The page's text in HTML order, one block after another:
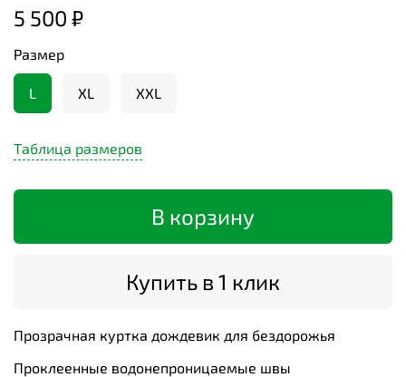
5 500 ₽
Таблица размеров
В корзину
Купить в 1 клик
Размер
L XL XXL
Прозрачная куртка дождевик для бездорожья
Проклеенные водонепроницаемые швы